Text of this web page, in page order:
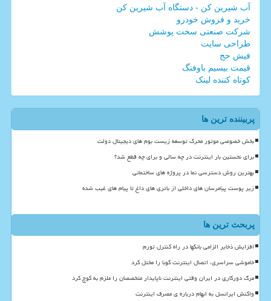
آب شیرین کن - دستگاه آب شیرین کن
خرید و فروش خودرو
شرکت صنعتی سخت پوشش
طراحی سایت
فیش حج
قیمت بیسیم باوفنگ
کوتاه کننده لینک
پربیننده ترین ها
بخش خصوصی موتور محرک توسعه زیست بوم های دیجیتال دولت
برای نخستین بار اینترنت در چه سالی و برای چه قطع شد؟
بهترین روش دسترسی نما در پروژه های ساختمانی
زیر پوست پیامرسان های داخلی از باتری های داغ تا پیام های غیب شده
پربحث ترین ها
افزایش ذخایر الزامی بانکها در راه کنترل تورم
خاموشی سراسری، اتصال اینترنت کوبا را مختل کرد
مرگ دورکاری در ایران وقتی اینترنت ناپایدار متخصصان را ملزم به کوچ کرد
واکنش ایرانسل به ابهام درباره ی مصرف اینترنت